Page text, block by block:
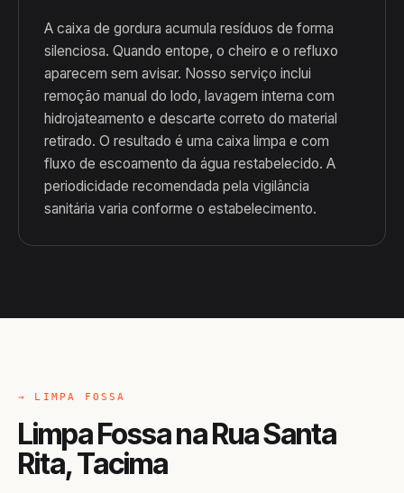
A caixa de gordura acumula resíduos de forma
silenciosa. Quando entope, o cheiro e o refluxo
aparecem sem avisar. Nosso serviço inclui
remoção manual do lodo, lavagem interna com
hidrojateamento e descarte correto do material
retirado. O resultado é uma caixa limpa e com
fluxo de escoamento da água restabelecido. A
periodicidade recomendada pela vigilância
sanitária varia conforme o estabelecimento.
→ LIMPA FOSSA
Limpa Fossa na Rua Santa
Rita, Tacima